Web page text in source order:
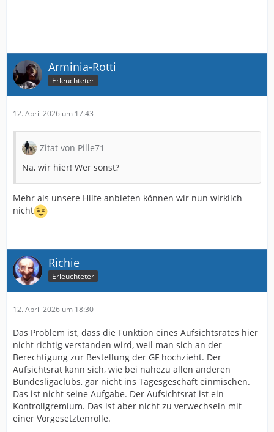
Arminia-Rotti
Erleuchteter
12. April 2026 um 17:43
Zitat von Pille71
Na, wir hier! Wer sonst?
Mehr als unsere Hilfe anbieten können wir nun wirklich
nicht
Richie
Erleuchteter
12. April 2026 um 18:30
Das Problem ist, dass die Funktion eines Aufsichtsrates hier
nicht richtig verstanden wird, weil man sich an der
Berechtigung zur Bestellung der GF hochzieht. Der
Aufsichtsrat kann sich, wie bei nahezu allen anderen
Bundesligaclubs, gar nicht ins Tagesgeschäft einmischen.
Das ist nicht seine Aufgabe. Der Aufsichtsrat ist ein
Kontrollgremium. Das ist aber nicht zu verwechseln mit
einer Vorgesetztenrolle.